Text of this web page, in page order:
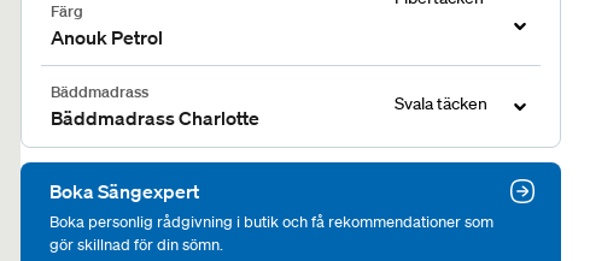
Svala täcken
Färg
Anouk Petrol
Bäddmadrass
Bäddmadrass Charlotte
Boka Sängexpert
Boka personlig rådgivning i butik och få rekommendationer som
gör skillnad för din sömn.